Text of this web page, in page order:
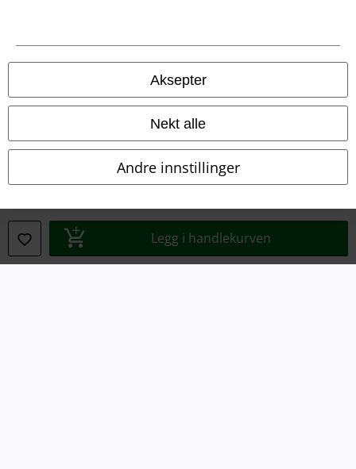
Aksepter
Nekt alle
Andre innstillinger
Legg i handlekurven
Juridisk informasjon/Vilkår
Vilkår
Konfidensialitetserklæring
Avfallshåndtering og miljøbeskyttelse
Samsvarserklæring